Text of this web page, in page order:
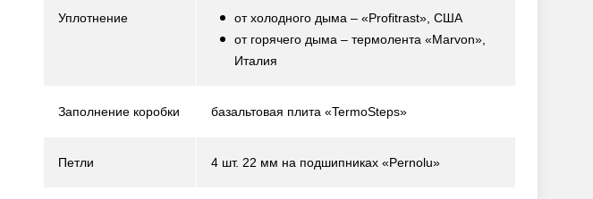
Уплотнение
от холодного дыма – «Profitrast», США
от горячего дыма – термолента «Marvon»,
Италия
Заполнение коробки базальтовая плита «TermoSteps»
Петли 4 шт. 22 мм на подшипниках «Pernolu»